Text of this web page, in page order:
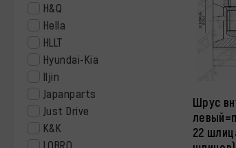
H&Q
Hella
HLLT
Hyundai-Kia
Iljin
Japanparts
Just Drive
K&K
LOBRO
Шрус
22